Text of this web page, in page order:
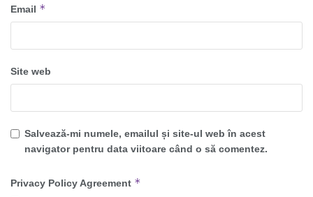
Email *
Site web
Salvează-mi numele, emailul și site-ul web în acest
navigator pentru data viitoare când o să comentez.
Privacy Policy Agreement *